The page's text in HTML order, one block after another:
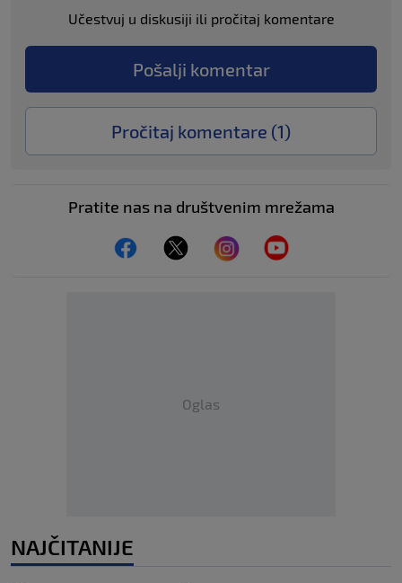
Učestvuj u diskusiji ili pročitaj komentare
Pošalji komentar
Pročitaj komentare (1)
Pratite nas na društvenim mrežama
Oglas
NAJČITANIJE